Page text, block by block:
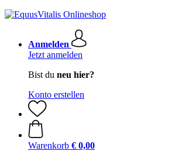
Anmelden
Jetzt anmelden
Bist du neu hier?
Konto erstellen
Warenkorb € 0,00